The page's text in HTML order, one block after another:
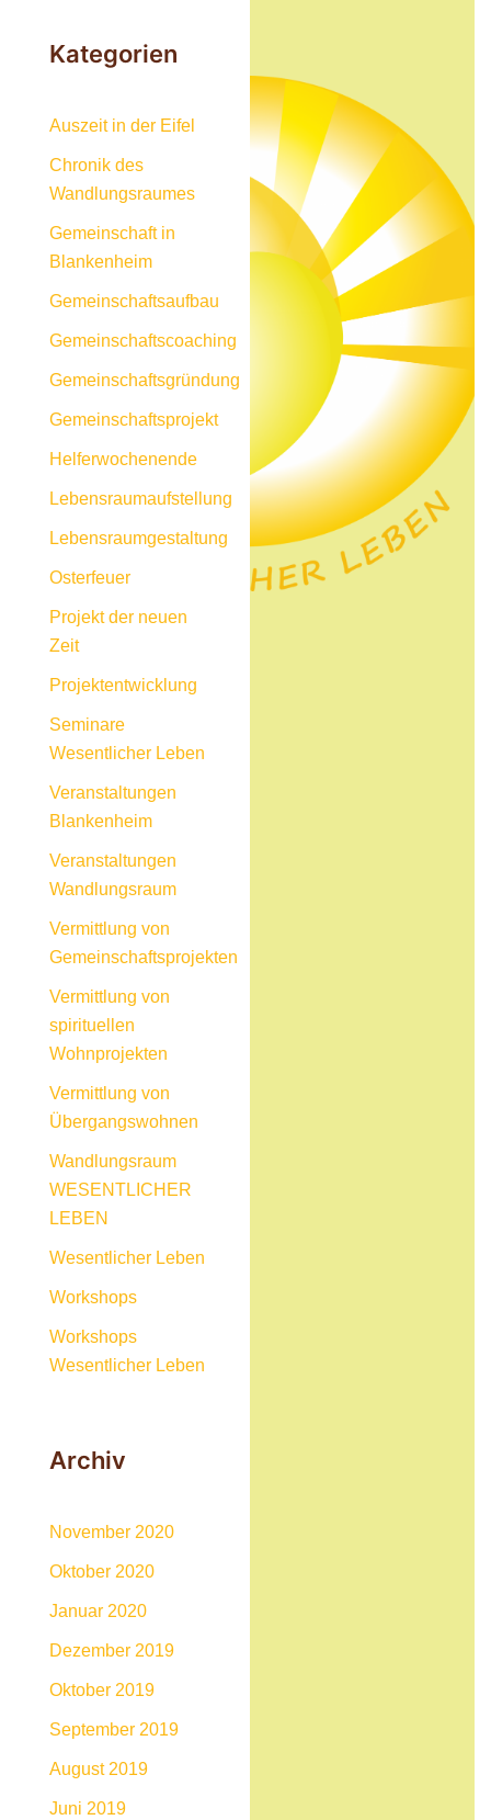
Kategorien
Auszeit in der Eifel
Chronik des
Wandlungsraumes
Gemeinschaft in
Blankenheim
Gemeinschaftsaufbau
Gemeinschaftscoaching
Gemeinschaftsgründung
Gemeinschaftsprojekt
Helferwochenende
Lebensraumaufstellung
Lebensraumgestaltung
Osterfeuer
Projekt der neuen
Zeit
Projektentwicklung
Seminare
Wesentlicher Leben
Veranstaltungen
Blankenheim
Veranstaltungen
Wandlungsraum
Vermittlung von
Gemeinschaftsprojekten
Vermittlung von
spirituellen
Wohnprojekten
Vermittlung von
Übergangswohnen
Wandlungsraum
WESENTLICHER
LEBEN
Wesentlicher Leben
Workshops
Workshops
Wesentlicher Leben
Archiv
November 2020
Oktober 2020
Januar 2020
Dezember 2019
Oktober 2019
September 2019
August 2019
Juni 2019